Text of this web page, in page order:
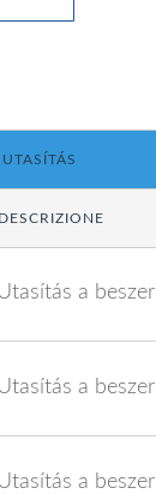
DESCRIZIONE
a
a
a